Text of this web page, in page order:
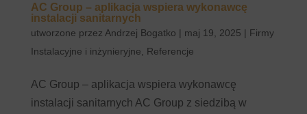
AC Group – aplikacja wspiera wykonawcę
instalacji sanitarnych
utworzone przez Andrzej Bogatko | maj 19, 2025 | Firmy
Instalacyjne i inżynieryjne
Referencje
AC Group – aplikacja wspiera wykonawcę
instalacji sanitarnych AC Group z siedzibą w